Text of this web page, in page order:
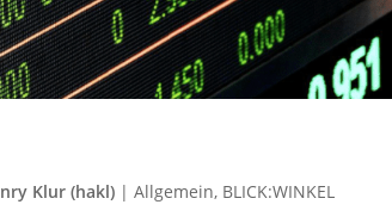
Klur (hakl) |Allgemein, BLICK:WINKEL